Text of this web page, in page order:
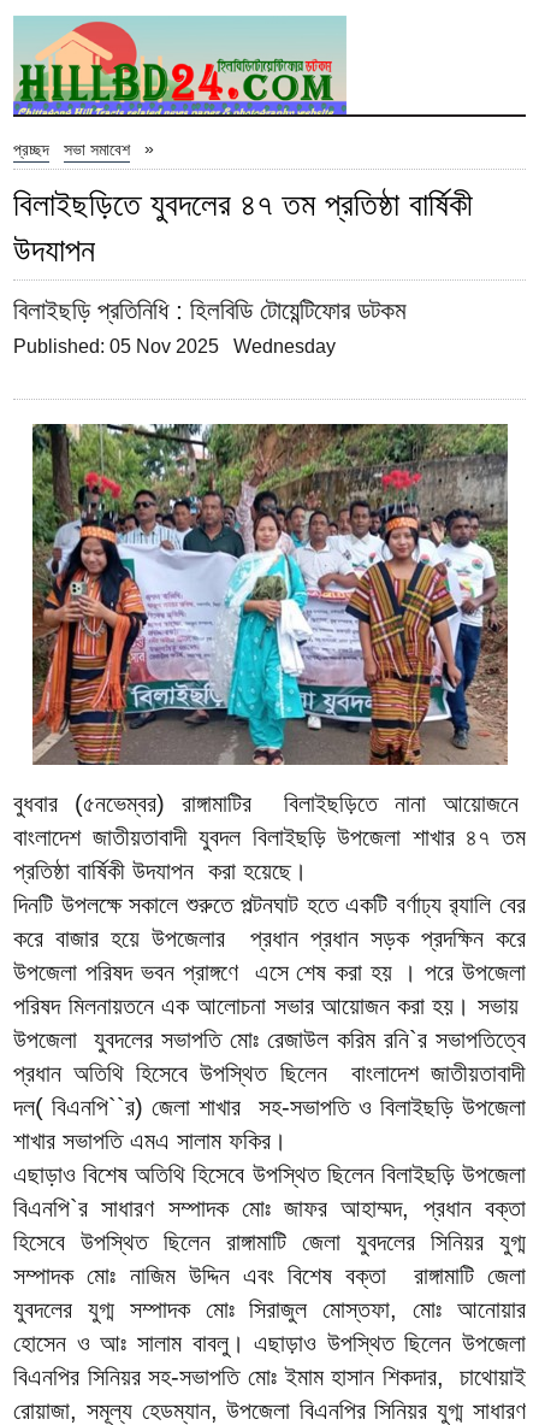
প্রচ্ছদ »
সভা সমাবেশ
বিলাইছড়িতে যুবদলের ৪৭ তম প্রতিষ্ঠা বার্ষিকী
উদযাপন
বিলাইছড়ি প্রতিনিধি: হিলবিডি টোয়েন্টিফোর ডটকম
Published: 05 Nov 2025 Wednesday
বুধবার (৫নভেম্বর) রাঙ্গামাটির বিলাইছড়িতে নানা আয়োজনে
বাংলাদেশ জাতীয়তাবাদী যুবদল বিলাইছড়ি উপজেলা শাখার ৪৭ তম
প্রতিষ্ঠা বার্ষিকী উদযাপন করা হয়েছে।
দিনটি উপলক্ষে সকালে শুরুতে পল্টনঘাট হতে একটি বর্ণাঢ্য র‍্যালি বের
করে বাজার হয়ে উপজেলার প্রধান প্রধান সড়ক প্রদক্ষিন করে
উপজেলা পরিষদ ভবন প্রাঙ্গণে এসে শেষ করা হয় । পরে উপজেলা
পরিষদ মিলনায়তনে এক আলোচনা সভার আয়োজন করা হয়। সভায়
উপজেলা যুবদলের সভাপতি মোঃ রেজাউল করিম রনি`র সভাপতিত্বে
প্রধান অতিথি হিসেবে উপস্থিত ছিলেন বাংলাদেশ জাতীয়তাবাদী
দল( বিএনপি``র) জেলা শাখার সহ-সভাপতি ও বিলাইছড়ি উপজেলা
শাখার সভাপতি এমএ সালাম ফকির।
এছাড়াও বিশেষ অতিথি হিসেবে উপস্থিত ছিলেন বিলাইছড়ি উপজেলা
বিএনপি`র সাধারণ সম্পাদক মোঃ জাফর আহাম্মদ, প্রধান বক্তা
হিসেবে উপস্থিত ছিলেন রাঙ্গামাটি জেলা যুবদলের সিনিয়র যুগ্ম
সম্পাদক মোঃ নাজিম উদ্দিন এবং বিশেষ বক্তা রাঙ্গামাটি জেলা
যুবদলের যুগ্ম সম্পাদক মোঃ সিরাজুল মোস্তফা, মোঃ আনোয়ার
হোসেন ও আঃ সালাম বাবলু। এছাড়াও উপস্থিত ছিলেন উপজেলা
বিএনপির সিনিয়র সহ-সভাপতি মোঃ ইমাম হাসান শিকদার, চাথোয়াই
রোয়াজা, সমূল্য হেডম্যান, উপজেলা বিএনপির সিনিয়র যুগ্ম সাধারণ